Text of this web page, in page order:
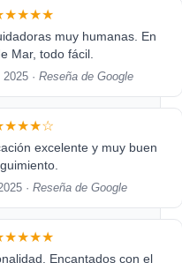
muy humanas. En
Mar, todo fácil.
2025 ·Reseña de Google
excelente y muy buen
·Reseña de Google
Encantados con el